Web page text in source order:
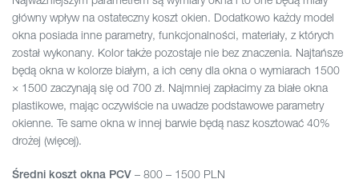
główny wpływ na ostateczny koszt okien. Dodatkowo każdy model
okna posiada inne parametry, funkcjonalności, materiały, z których
został wykonany. Kolor także pozostaje nie bez znaczenia. Najtańsze
będą okna w kolorze białym, a ich ceny dla okna o wymiarach 1500
× 1500 zaczynają się od 700 zł. Najmniej zapłacimy za białe okna
plastikowe, mając oczywiście na uwadze podstawowe parametry
okienne. Te same okna w innej barwie będą nasz kosztować 40%
drożej (więcej).
Średni koszt okna PCV – 800 – 1500 PLN